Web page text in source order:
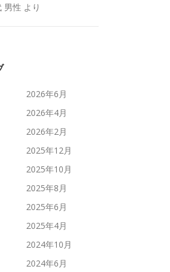
男性 より
2026年6月
2026年4月
2026年2月
2025年12月
2025年10月
2025年8月
2025年6月
2025年4月
2024年10月
2024年6月